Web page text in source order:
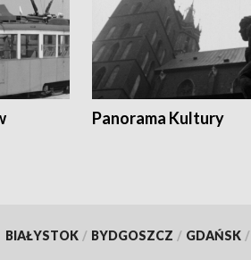
Panorama Kultury
BIAŁYSTOK / BYDGOSZCZ / GDAŃSK /